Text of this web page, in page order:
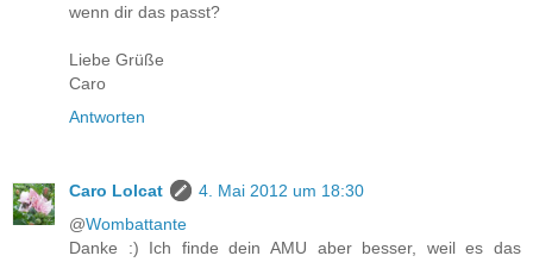
wenn dir das passt?
Liebe Grüße
Caro
Antworten
Caro Lolcat
4. Mai 2012 um 18:30
@Wombattante
Danke :) Ich finde dein AMU aber besser, weil es das